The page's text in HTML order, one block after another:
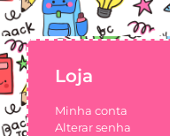
Loja
Minha conta
Alterar senha